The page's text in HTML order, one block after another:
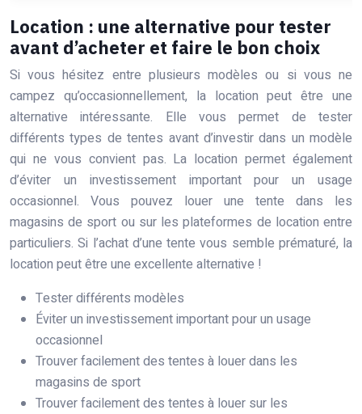
Location : une alternative pour tester
avant d’acheter et faire le bon choix
Si vous hésitez entre plusieurs modèles ou si vous ne
campez qu’occasionnellement, la location peut être une
alternative intéressante. Elle vous permet de tester
différents types de tentes avant d’investir dans un modèle
qui ne vous convient pas. La location permet également
d’éviter un investissement important pour un usage
occasionnel. Vous pouvez louer une tente dans les
magasins de sport ou sur les plateformes de location entre
particuliers. Si l’achat d’une tente vous semble prématuré, la
location peut être une excellente alternative !
Tester différents modèles
Éviter un investissement important pour un usage
occasionnel
Trouver facilement des tentes à louer dans les
magasins de sport
Trouver facilement des tentes à louer sur les